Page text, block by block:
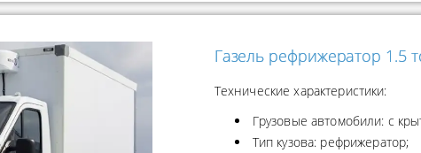
Газель рефрижератор 1.5
Технические характеристики:
Грузовые автомобили: с
Тип кузова: рефрижератор;